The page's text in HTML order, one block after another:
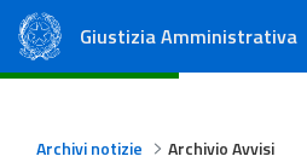
Giustizia Amministrativa
Archivi notizie Archivio Avvisi